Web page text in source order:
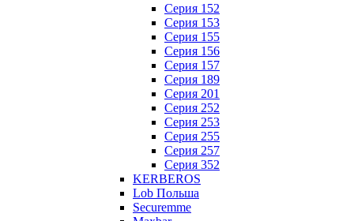
Серия 152
Серия 153
Серия 155
Серия 156
Серия 157
Серия 189
Серия 201
Серия 252
Серия 253
Серия 255
Серия 257
Серия 352
KERBEROS
Lob Польша
Securemme